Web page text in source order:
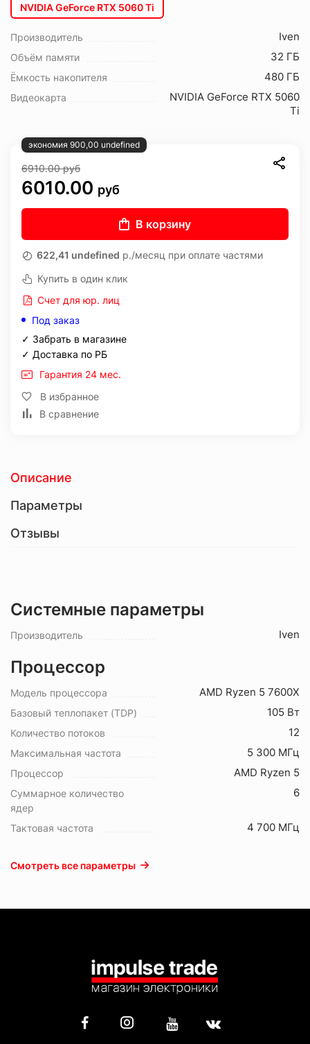
NVIDIA GeForce RTX 5060 Ti
Производитель Iven
Объём памяти 32 ГБ
Ёмкость накопителя 480 ГБ
Видеокарта
NVIDIA GeForce RTX 5060
Ti
экономия 900,00 undefined
6910.00руб
6010.00 руб
В корзину
622,41 undefined р./месяц при оплате частями
Купить в один клик
Счет для юр. лиц
Под заказ
✓ Забрать в магазине
✓ Доставка по РБ
Гарантия 24 мес.
В избранное
В сравнение
Описание
Параметры
Отзывы
Системные параметры
Производитель Iven
Процессор
Модель процессора AMD Ryzen 5 7600X
Базовый теплопакет (TDP) 105 Вт
Количество потоков 12
Максимальная частота 5 300 МГц
Процессор AMD Ryzen 5
Суммарное количество
ядер
6
Тактовая частота 4 700 МГц
Смотреть все параметры